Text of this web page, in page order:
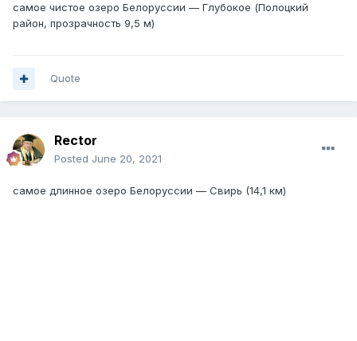
самое чистое озеро Белоруссии — Глубокое (Полоцкий
район, прозрачность 9,5 м)
Quote
Rector
Posted June 20, 2021
самое длинное озеро Белоруссии — Свирь (14,1 км)